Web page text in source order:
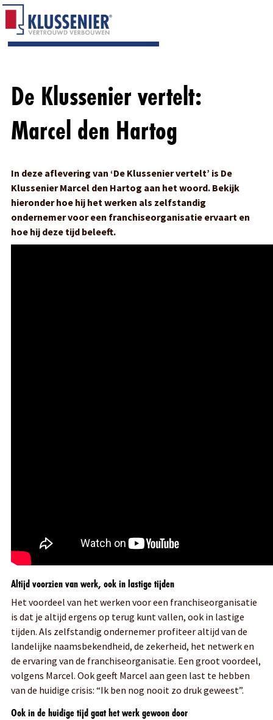
De Klussenier vertelt:
Marcel den Hartog
In deze aflevering van ‘De Klussenier vertelt’ is De
Klussenier Marcel den Hartog aan het woord. Bekijk
hieronder hoe hij het werken als zelfstandig
ondernemer voor een franchiseorganisatie ervaart en
hoe hij deze tijd beleeft.
Altijd voorzien van werk, ook in lastige tijden
Het voordeel van het werken voor een franchiseorganisatie
is dat je altijd ergens op terug kunt vallen, ook in lastige
tijden. Als zelfstandig ondernemer profiteer altijd van de
landelijke naamsbekendheid, de zekerheid, het netwerk en
de ervaring van de franchiseorganisatie. Een groot voordeel,
volgens Marcel. Ook geeft Marcel aan geen last te hebben
van de huidige crisis: “Ik ben nog nooit zo druk geweest”.
Ook in de huidige tijd gaat het werk gewoon door